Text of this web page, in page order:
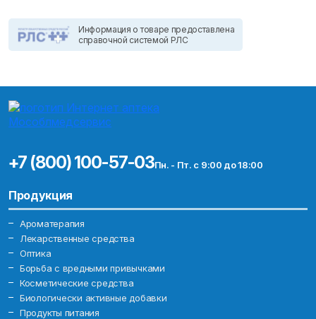
Информация о товаре предоставлена
справочной системой РЛС
+7 (800) 100-57-03Пн. - Пт. с 9:00 до 18:00
Продукция
Ароматерапия
Лекарственные средства
Оптика
Борьба с вредными привычками
Косметические средства
Биологически активные добавки
Продукты питания